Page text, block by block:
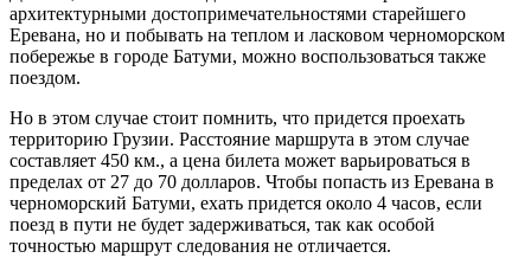
архитектурными достопримечательностями старейшего
Еревана, но и побывать на теплом и ласковом черноморском
побережье в городе Батуми, можно воспользоваться также
поездом.
Но в этом случае стоит помнить, что придется проехать
территорию Грузии. Расстояние маршрута в этом случае
составляет 450 км., а цена билета может варьироваться в
пределах от 27 до 70 долларов. Чтобы попасть из Еревана в
черноморский Батуми, ехать придется около 4 часов, если
поезд в пути не будет задерживаться, так как особой
точностью маршрут следования не отличается.